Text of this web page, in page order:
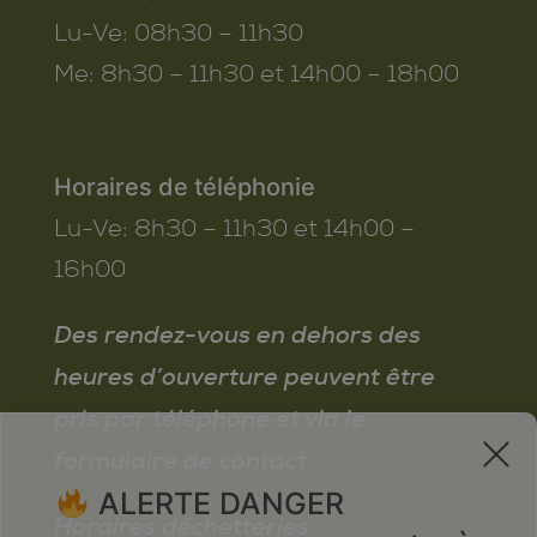
Lu-Ve: 08h30 – 11h30
Me: 8h30 – 11h30 et 14h00 – 18h00
Horaires de téléphonie
Lu-Ve: 8h30 – 11h30 et 14h00 –
16h00
Des rendez-vous en dehors des
heures d’ouverture peuvent être
pris par téléphone et via le
Horaires déchetteries
x
ALERTE DANGER